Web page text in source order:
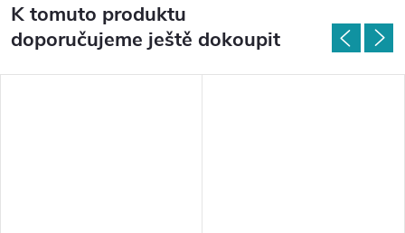
K tomuto produktu
doporučujeme ještě dokoupit